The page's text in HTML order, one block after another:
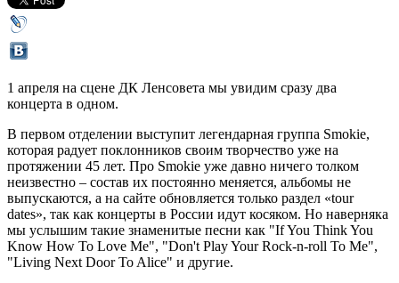
1 апреля на сцене ДК Ленсовета мы увидим сразу два
концерта в одном.
В первом отделении выступит легендарная группа Smokie,
которая радует поклонников своим творчество уже на
протяжении 45 лет. Про Smokie уже давно ничего толком
неизвестно – состав их постоянно меняется, альбомы не
выпускаются, а на сайте обновляется только раздел «tour
dates», так как концерты в России идут косяком. Но наверняка
мы услышим такие знаменитые песни как "If You Think You
Know How To Love Me", "Don't Play Your Rock-n-roll To Me",
"Living Next Door To Alice" и другие.